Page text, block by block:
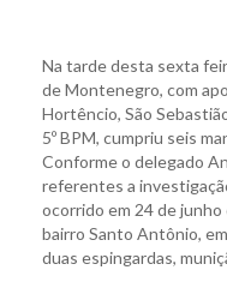
Na tarde desta sexta
de Montenegro, com
Hortêncio, São
5º BPM, cumpriu seis
Conforme o delegado
referentes a
ocorrido em 24 de
bairro Santo Antônio,
duas espingardas,